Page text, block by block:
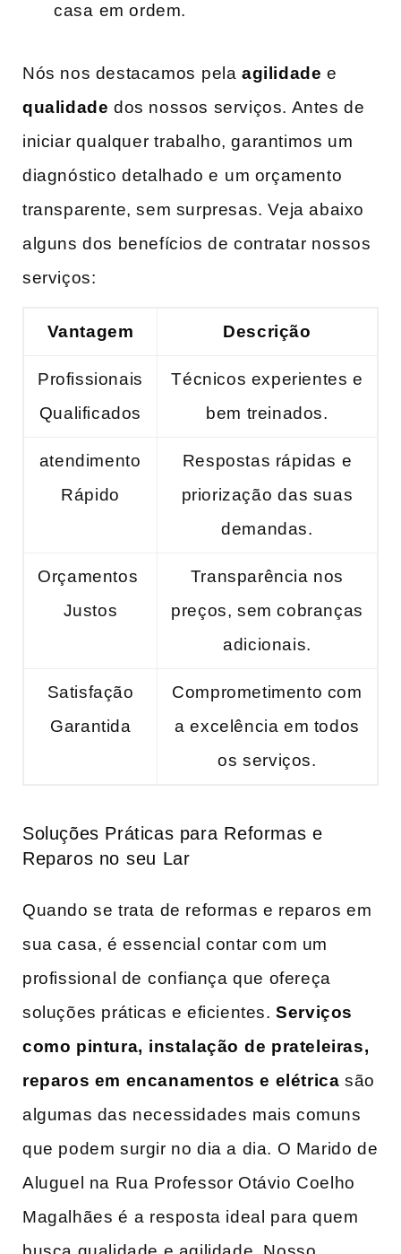
casa⁢ em ordem.
Nós nos destacamos⁢ pela agilidade e
qualidade dos‌ nossos serviços. Antes de
iniciar ⁢qualquer ⁣trabalho, garantimos um
diagnóstico detalhado e⁢ um orçamento
transparente, sem surpresas. Veja abaixo
alguns dos benefícios de contratar nossos
serviços:
Vantagem Descrição
Profissionais
Qualificados
Técnicos experientes e
bem treinados.
atendimento⁢
Rápido
Respostas rápidas e
priorização⁢ das ‌suas
‌demandas.
Orçamentos ​
Justos
Transparência nos
preços, sem cobranças
adicionais.
Satisfação
⁤Garantida
Comprometimento com
‌a excelência em ‍todos
os serviços.
Soluções Práticas para⁤ Reformas e
Reparos no ⁢seu Lar
Quando se trata de reformas e reparos ⁣em
sua casa, é essencial contar com um
profissional ‍de ⁤confiança‌ que ofereça
soluções práticas e eficientes.‌Serviços
como pintura, ⁤instalação⁢ de prateleiras,
reparos em encanamentos e elétrica são
algumas das necessidades mais comuns
que‍ podem surgir no dia a dia. O Marido de
Aluguel‍ na​ Rua​ Professor Otávio Coelho
Magalhães‍ é ⁤a resposta ideal para quem